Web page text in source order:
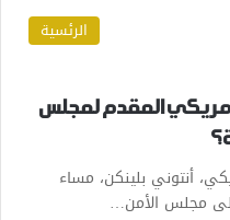
الرئسية
المقدم لمجلس
أنتوني بلينكن، مساء
إلى مجلس الأمن…